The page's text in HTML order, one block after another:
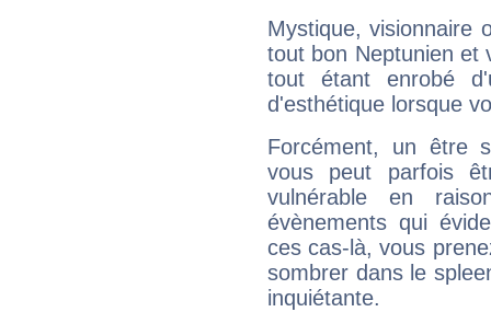
Mystique, visionnaire
tout bon Neptunien et
tout étant enrobé
d'esthétique lorsque
Forcément, un être
vous peut parfois
vulnérable en
évènements qui
ces cas-là, vous
sombrer dans le
inquiétante.